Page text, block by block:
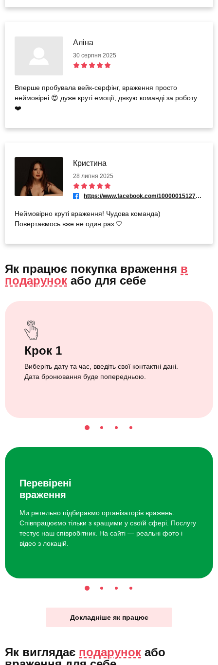
Аліна
30 серпня 2025
Вперше пробувала вейк-серфінг, враження просто
неймовірні 😍 дуже круті емоції, дякую команді за роботу
❤️
Кристина
28 липня 2025
https://www.facebook.com/100000151273565
Неймовірно круті враження! Чудова команда)
Повертаємось вже не один раз 🤍
Як працює покупка враження в
подарунок або для себе
Крок 1
Виберіть дату та час, введіть свої контактні дані.
Дата бронювання буде попередньою.
Перевірені
враження
Ми ретельно підбираємо організаторів вражень.
Співпрацюємо тільки з кращими у своїй сфері. Послугу
тестує наш співробітник. На сайті — реальні фото і
відео з локацій.
Докладніше як працює
Як виглядає подарунок або